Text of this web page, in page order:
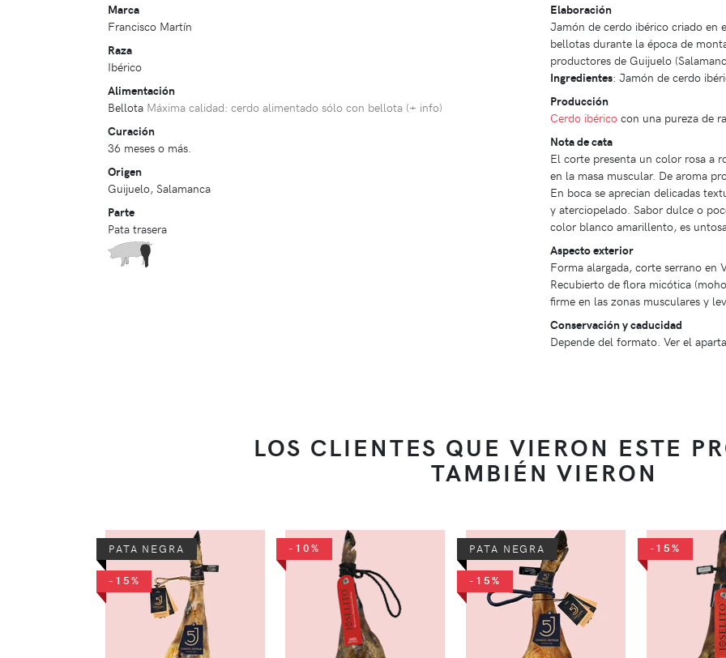
Marca
Francisco Martín
Raza
Ibérico
Alimentación
Bellota Máxima calidad: cerdo alimentado sólo con bellota (+ info)
Curación
36 meses o más.
Origen
Guijuelo, Salamanca
Parte
Pata trasera
Elaboración
Jamón de cerdo ibérico criado en
bellotas durante la época de
productores de Guijuelo
Ingredientes: Jamón de cerdo
Producción
Cerdo ibéricocon una pureza de
Nota de cata
El corte presenta un color rosa a
en la masa muscular. De aroma
En boca se aprecian delicadas
y aterciopelado. Sabor dulce o
color blanco amarillento, es
Aspecto exterior
Forma alargada, corte serrano en
Recubierto de flora micótica
firme en las zonas musculares y
Conservación y caducidad
Depende del formato. Ver el
LOS CLIENTES QUE VIERON ESTE
TAMBIÉN VIERON
PATA NEGRA
-15%
-10% PATA NEGRA
-15%
-15%